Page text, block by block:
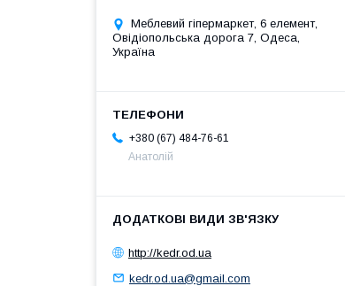
Меблевий гіпермаркет, 6 елемент,
Овідіопольська дорога 7, Одеса,
Україна
+380 (67) 484-76-61
Анатолій
http://kedr.od.ua
kedr.od.ua@gmail.com